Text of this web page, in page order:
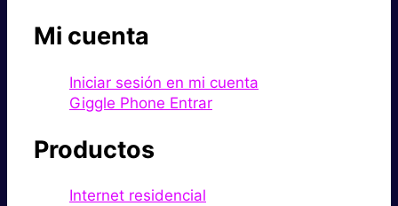
Mi cuenta
Iniciar sesión en mi cuenta
Giggle Phone Entrar
Productos
Internet residencial